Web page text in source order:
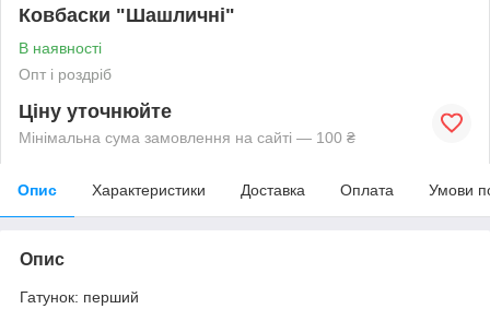
Ковбаски "Шашличні"
В наявності
Опт і роздріб
Ціну уточнюйте
Мінімальна сума замовлення на сайті — 100 ₴
Опис Характеристики Доставка Оплата Умови
Опис
Гатунок: перший